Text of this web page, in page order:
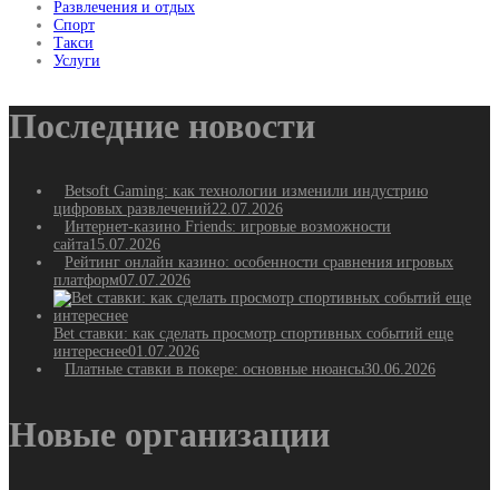
Развлечения и отдых
Спорт
Такси
Услуги
Последние новости
Betsoft Gaming: как технологии изменили индустрию
цифровых развлечений22.07.2026
Интернет-казино Friends: игровые возможности
сайта15.07.2026
Рейтинг онлайн казино: особенности сравнения игровых
платформ07.07.2026
Bet ставки: как сделать просмотр спортивных событий еще
интереснее01.07.2026
Платные ставки в покере: основные нюансы30.06.2026
Новые организации